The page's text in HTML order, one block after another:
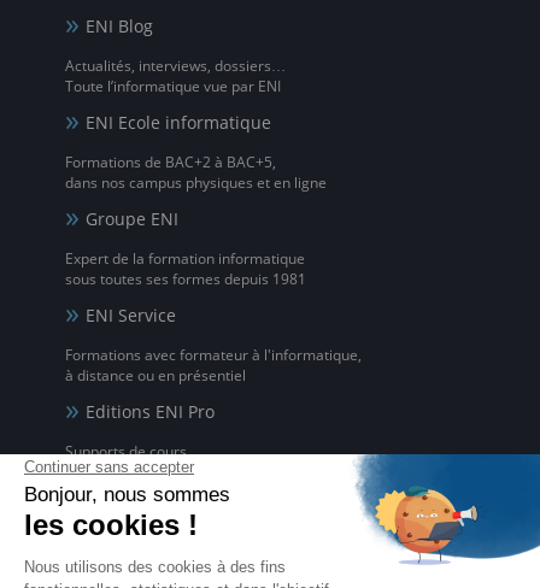
ENI Blog
Actualités, interviews, dossiers…
Toute l’informatique vue par ENI
ENI Ecole informatique
Formations de BAC+2 à BAC+5,
dans nos campus physiques et en ligne
Groupe ENI
Expert de la formation informatique
sous toutes ses formes depuis 1981
ENI Service
Formations avec formateur à l'informatique,
à distance ou en présentiel
Editions ENI Pro
Supports de cours
pour les organismes de formation
ENI elearning
La solution de formation à l'informatique en ligne,
disponible en 5 langues